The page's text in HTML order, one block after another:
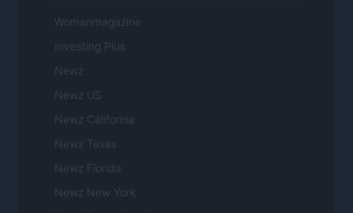
Womanmagazine
Investing Plus
Newz
Newz US
Newz California
Newz Texas
Newz Florida
Newz New York